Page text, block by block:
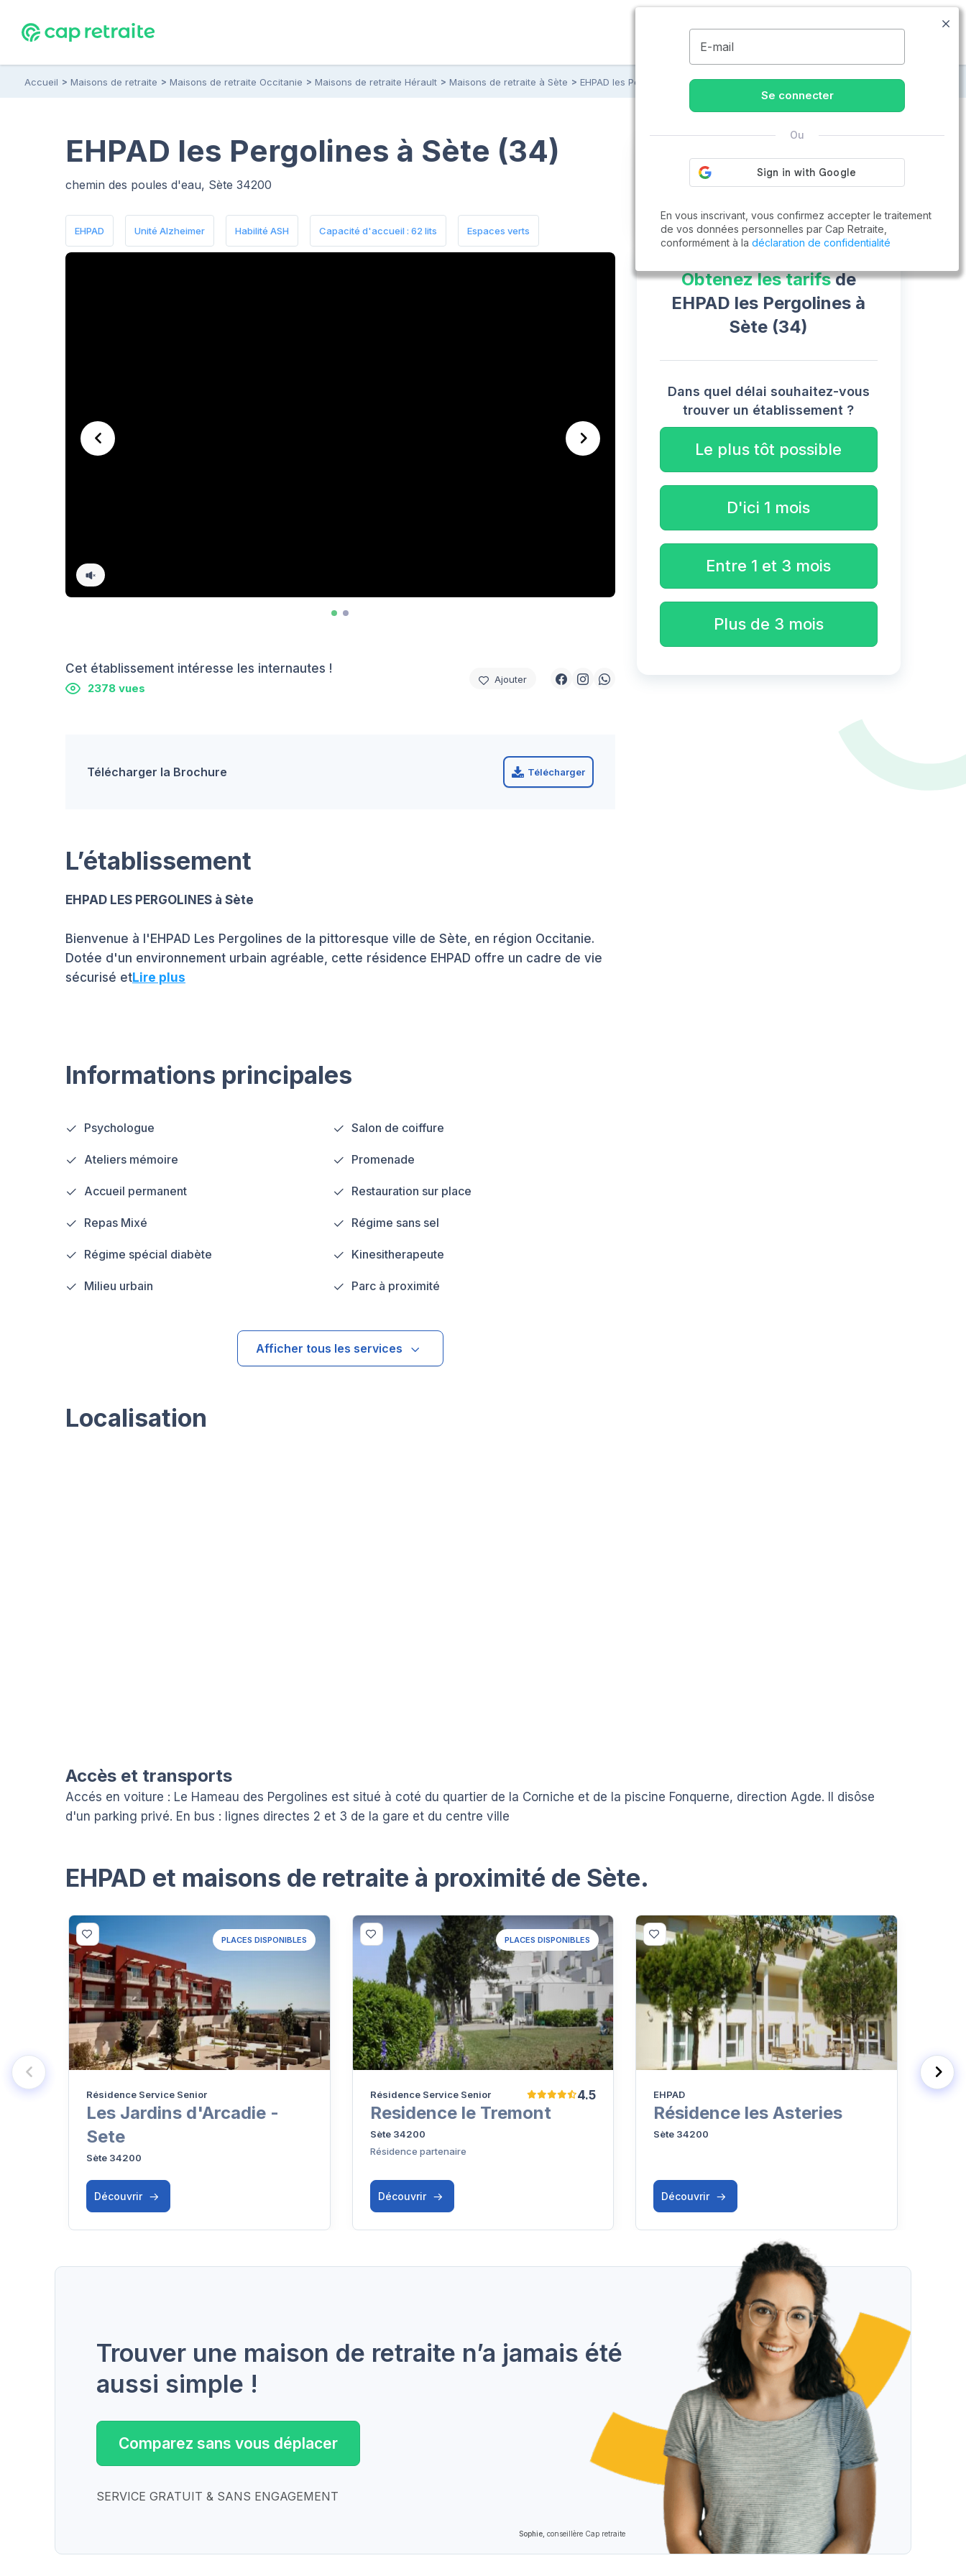
09.74.59.59.57
Accueil Maisons de retraite Maisons de retraite Occitanie Maisons de retraite Hérault Maisons de retraite à Sète EHPAD les Pergolines
Cet établissement intéresse les internautes !
2378 vues
Ajouter
Télécharger la Brochure Télécharger
EHPAD les Pergolines à Sète (34)
chemin des poules d'eau, Sète 34200
EHPAD Unité Alzheimer Habilité ASH Capacité d'accueil : 62 lits Espaces verts
L’établissement
EHPAD LES PERGOLINES à Sète
Bienvenue à l'EHPAD Les Pergolines de la pittoresque ville de Sète, en région Occitanie.
Dotée d'un environnement urbain agréable, cette résidence EHPAD offre un cadre de vie
sécurisé etLire plus
Informations principales
Psychologue Salon de coiffure
Ateliers mémoire Promenade
Accueil permanent Restauration sur place
Repas Mixé Régime sans sel
Régime spécial diabète Kinesitherapeute
Milieu urbain Parc à proximité
Afficher tous les services
Cap Retraite vous aide à trouver un emploi
Obtenez les tarifsde
EHPAD les Pergolines à
Sète (34)
Dans quel délai souhaitez-vous
trouver un établissement ?
Le plus tôt possible
D'ici 1 mois
Entre 1 et 3 mois
Plus de 3 mois
Localisation
Accès et transports
Accés en voiture : Le Hameau des Pergolines est situé à coté du quartier de la Corniche et de la piscine Fonquerne, direction Agde. Il disôse
d'un parking privé. En bus : lignes directes 2 et 3 de la gare et du centre ville
EHPAD et maisons de retraite à proximité de Sète.
PLACES DISPONIBLES
Résidence Service Senior
Les Jardins d'Arcadie -
Sete
Sète 34200
Découvrir
PLACES DISPONIBLES
4.5
Résidence Service Senior
Residence le Tremont
Sète 34200
Résidence partenaire
Découvrir
EHPAD
Résidence les Asteries
Sète 34200
Découvrir
Sophie, conseillère Cap retraite
Trouver une maison de retraite n’a jamais été
aussi simple !
Comparez sans vous déplacer
SERVICE GRATUIT & SANS ENGAGEMENT
E-mail
Se connecter
Ou
En vous inscrivant, vous confirmez accepter le traitement
de vos données personnelles par Cap Retraite,
conformément à la déclaration de confidentialité